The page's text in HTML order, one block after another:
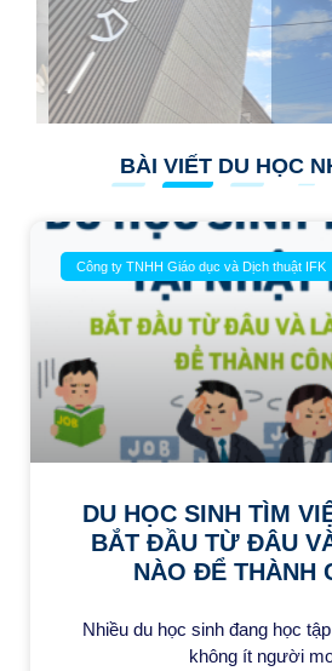
BÀI VIẾT DU HỌC
Công ty TNHH Giáo dục và Dịch thuật IFK
DU HỌC SINH TÌM
BẮT ĐẦU TỪ ĐÂU
NÀO ĐỂ THÀNH
Nhiều du học sinh đang học
không ít người